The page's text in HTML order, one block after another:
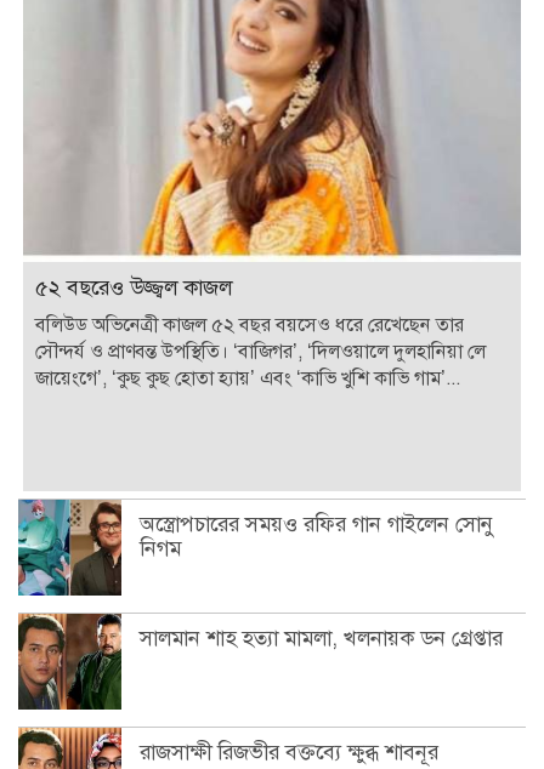
৫২ বছরেও উজ্জ্বল কাজল
বলিউড অভিনেত্রী কাজল ৫২ বছর বয়সেও ধরে রেখেছেন তার
সৌন্দর্য ও প্রাণবন্ত উপস্থিতি। ‘বাজিগর’, ‘দিলওয়ালে দুলহানিয়া লে
জায়েংগে’, ‘কুছ কুছ হোতা হ্যায়’ এবং ‘কাভি খুশি কাভি গাম’...
অস্ত্রোপচারের সময়ও রফির গান গাইলেন সোনু
নিগম
সালমান শাহ হত্যা মামলা, খলনায়ক ডন গ্রেপ্তার
রাজসাক্ষী রিজভীর বক্তব্যে ক্ষুব্ধ শাবনূর